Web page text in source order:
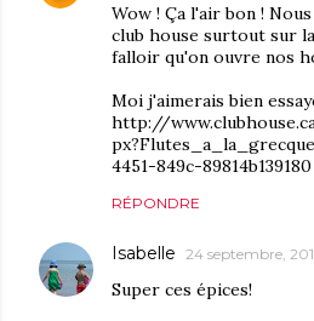
Wow ! Ça l'air bon !
club house surtout sur
falloir qu'on ouvre nos
Moi j'aimerais bien
http://
4451-849c-89814b139180
RÉPONDRE
Isabelle 24 septembre,
Super ces épices!